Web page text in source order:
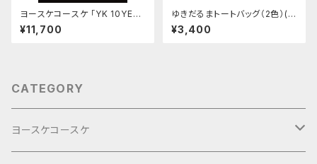
ヨースケコースケ 「YK 10YEAR
S BEST LIVE」LIVE DVD/CD
セット
¥11,700
ゆきだるまトートバッグ（2色）(ヨ
ースケコースケ)
¥3,400
CATEGORY
ヨースケコースケ